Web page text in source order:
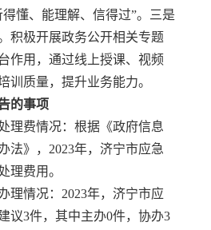
懂、能理解、信得过”。三是
积极开展政务公开相关专题
作用，通过线上授课、视频
训质量，提升业务能力。
的事项
理费情况：根据《政府信息
法》，2023年，济宁市应急
理费用。
理情况：2023年，济宁市应
议3件，其中主办0件，协办3